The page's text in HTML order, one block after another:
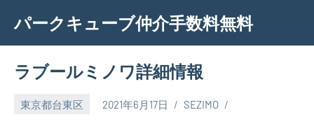
content
パークキューブ仲介手数料無料
ラブールミノワ詳細情報
東京都台東区 2021年6月17日 SEZIMO